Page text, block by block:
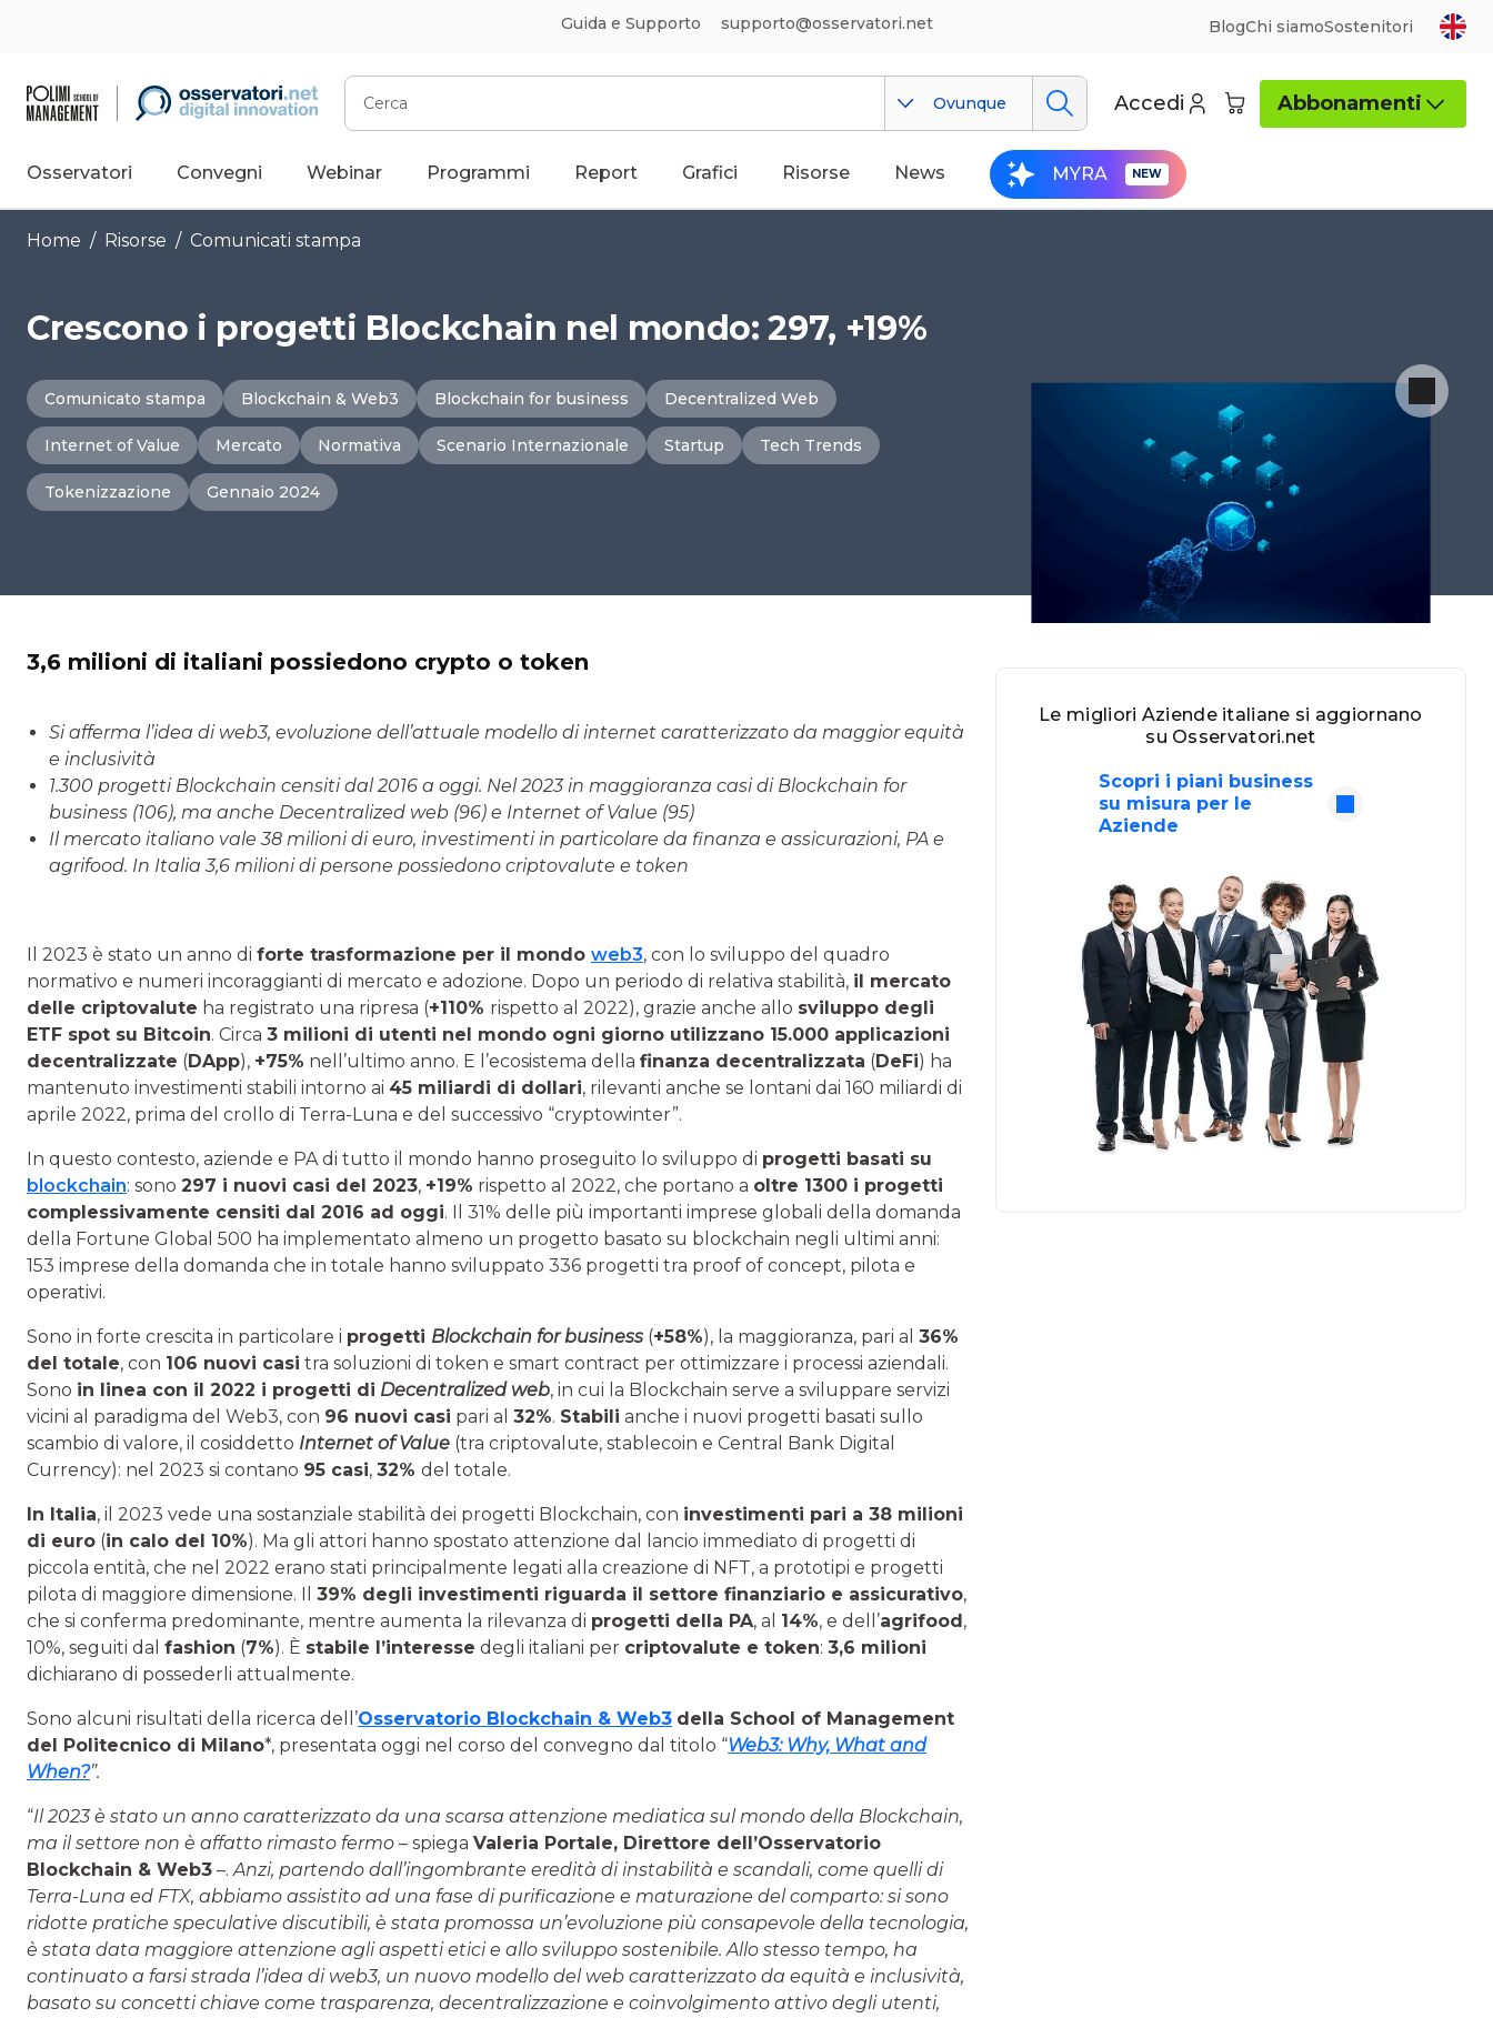
Guida e Supporto supporto@osservatori.net BlogChi siamoSostenitori
Cerca
Ovunque Accedi Abbonamenti
Osservatori Convegni Webinar Programmi Report Grafici Risorse News MYRA
Home / Risorse / Comunicati stampa
Crescono i progetti Blockchain nel mondo: 297, +19%
Comunicato stampa Blockchain & Web3 Blockchain for business Decentralized Web
Internet of Value Mercato Normativa Scenario Internazionale Startup Tech Trends
Tokenizzazione Gennaio 2024
3,6 milioni di italiani possiedono crypto o token
Si afferma l’idea di web3, evoluzione dell’attuale modello di internet caratterizzato da maggior equità
e inclusività
1.300 progetti Blockchain censiti dal 2016 a oggi. Nel 2023 in maggioranza casi di Blockchain for
business (106), ma anche Decentralized web (96) e Internet of Value (95)
Il mercato italiano vale 38 milioni di euro, investimenti in particolare da finanza e assicurazioni, PA e
agrifood. In Italia 3,6 milioni di persone possiedono criptovalute e token
Il 2023 è stato un anno di forte trasformazione per il mondo web3, con lo sviluppo del quadro
normativo e numeri incoraggianti di mercato e adozione. Dopo un periodo di relativa stabilità, il mercato
delle criptovalute ha registrato una ripresa (+110% rispetto al 2022), grazie anche allo sviluppo degli
ETF spot su Bitcoin. Circa 3 milioni di utenti nel mondo ogni giorno utilizzano 15.000 applicazioni
decentralizzate (DApp), +75% nell’ultimo anno. E l’ecosistema della finanza decentralizzata (DeFi) ha
mantenuto investimenti stabili intorno ai 45 miliardi di dollari, rilevanti anche se lontani dai 160 miliardi di
aprile 2022, prima del crollo di Terra-Luna e del successivo “cryptowinter”.
In questo contesto, aziende e PA di tutto il mondo hanno proseguito lo sviluppo di progetti basati su
blockchain: sono 297 i nuovi casi del 2023, +19% rispetto al 2022, che portano a oltre 1300 i progetti
complessivamente censiti dal 2016 ad oggi. Il 31% delle più importanti imprese globali della domanda
della Fortune Global 500 ha implementato almeno un progetto basato su blockchain negli ultimi anni:
153 imprese della domanda che in totale hanno sviluppato 336 progetti tra proof of concept, pilota e
operativi.
Sono in forte crescita in particolare i progetti Blockchain for business (+58%), la maggioranza, pari al 36%
del totale, con 106 nuovi casi tra soluzioni di token e smart contract per ottimizzare i processi aziendali.
Sono in linea con il 2022 i progetti di Decentralized web, in cui la Blockchain serve a sviluppare servizi
vicini al paradigma del Web3, con 96 nuovi casi pari al 32%. Stabili anche i nuovi progetti basati sullo
scambio di valore, il cosiddetto Internet of Value (tra criptovalute, stablecoin e Central Bank Digital
Currency): nel 2023 si contano 95 casi, 32% del totale.
In Italia, il 2023 vede una sostanziale stabilità dei progetti Blockchain, con investimenti pari a 38 milioni
di euro (in calo del 10%). Ma gli attori hanno spostato attenzione dal lancio immediato di progetti di
piccola entità, che nel 2022 erano stati principalmente legati alla creazione di NFT, a prototipi e progetti
pilota di maggiore dimensione. Il 39% degli investimenti riguarda il settore finanziario e assicurativo,
che si conferma predominante, mentre aumenta la rilevanza di progetti della PA, al 14%, e dell’agrifood,
10%, seguiti dal fashion (7%). È stabile l’interesse degli italiani per criptovalute e token: 3,6 milioni
dichiarano di possederli attualmente.
Sono alcuni risultati della ricerca dell’Osservatorio Blockchain & Web3 della School of Management
del Politecnico di Milano*, presentata oggi nel corso del convegno dal titolo “Web3: Why, What and
When?”.
“Il 2023 è stato un anno caratterizzato da una scarsa attenzione mediatica sul mondo della Blockchain,
ma il settore non è affatto rimasto fermo – spiega Valeria Portale, Direttore dell’Osservatorio
Blockchain & Web3 –.Anzi, partendo dall’ingombrante eredità di instabilità e scandali, come quelli di
Terra-Luna ed FTX, abbiamo assistito ad una fase di purificazione e maturazione del comparto: si sono
ridotte pratiche speculative discutibili, è stata promossa un’evoluzione più consapevole della tecnologia,
è stata data maggiore attenzione agli aspetti etici e allo sviluppo sostenibile. Allo stesso tempo, ha
continuato a farsi strada l’idea di web3, un nuovo modello del web caratterizzato da equità e inclusività,
basato su concetti chiave come trasparenza, decentralizzazione e coinvolgimento attivo degli utenti,
Le migliori Aziende italiane si aggiornano
su Osservatori.net
Scopri i piani business
su misura per le
Aziende